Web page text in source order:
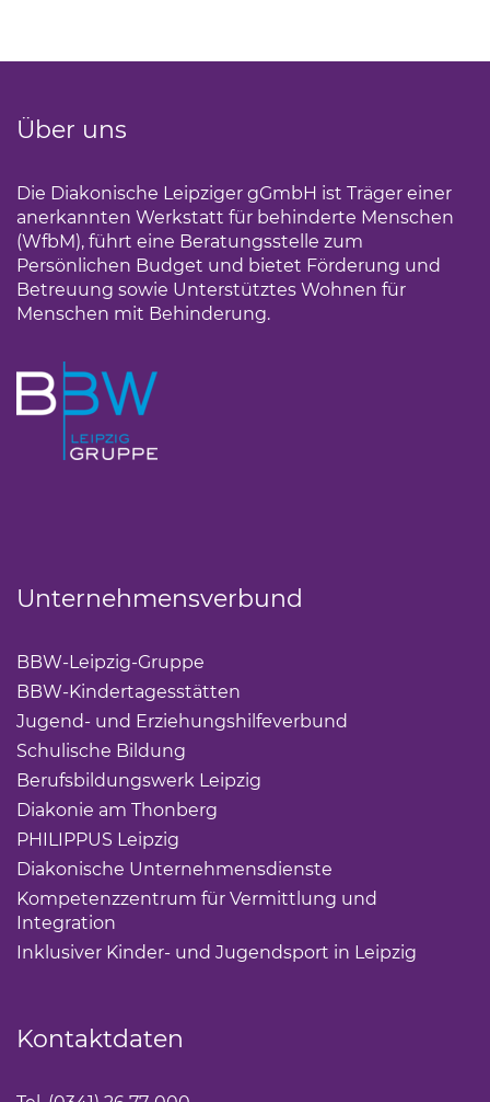
Über uns
Die Diakonische Leipziger gGmbH ist Träger einer
anerkannten Werkstatt für behinderte Menschen
(WfbM), führt eine Beratungsstelle zum
Persönlichen Budget und bietet Förderung und
Betreuung sowie Unterstütztes Wohnen für
Menschen mit Behinderung.
Unternehmensverbund
BBW-Leipzig-Gruppe
BBW-Kindertagesstätten
Jugend- und Erziehungshilfeverbund
Schulische Bildung
Berufsbildungswerk Leipzig
Diakonie am Thonberg
PHILIPPUS Leipzig
Diakonische Unternehmensdienste
Kompetenzzentrum für Vermittlung und
Integration
Inklusiver Kinder- und Jugendsport in Leipzig
Kontaktdaten